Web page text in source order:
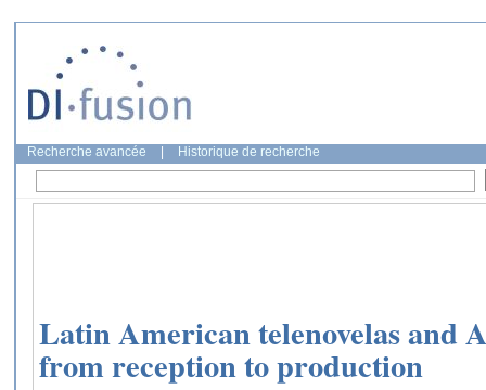
Recherche avancée Historique de recherche
Latin American telenovelas and
from reception to production